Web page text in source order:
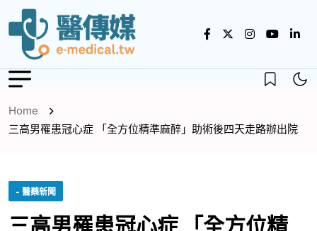
Home
三高男罹患冠心症 「全方位精準麻醉」助術後四天走路辦出院
- 醫藥新聞